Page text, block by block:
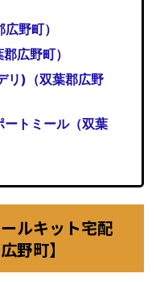
野町）
広野町）
リ)（双葉郡広野
トミール（双葉
ルキット宅配
野町】